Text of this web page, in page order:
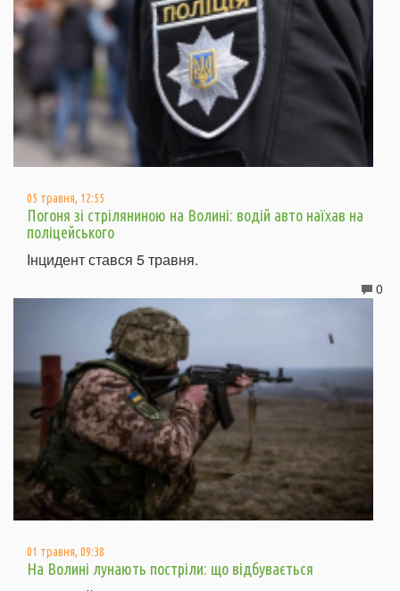
05 травня, 12:55
Погоня зі стріляниною на Волині: водій авто наїхав на
поліцейського
Інцидент стався 5 травня.
0
01 травня, 09:38
На Волині лунають постріли: що відбувається